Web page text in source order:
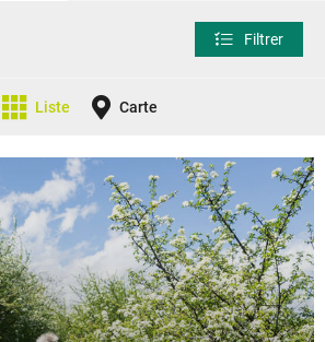
Filtrer
Liste Carte